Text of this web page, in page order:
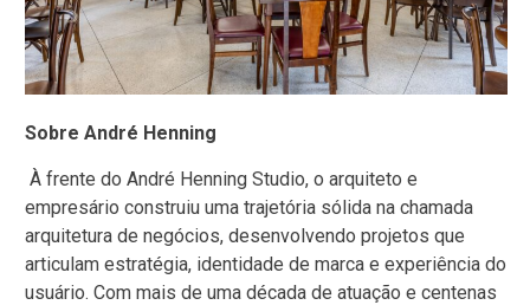
Sobre André Henning
À frente do André Henning Studio, o arquiteto e
empresário construiu uma trajetória sólida na chamada
arquitetura de negócios, desenvolvendo projetos que
articulam estratégia, identidade de marca e experiência do
usuário. Com mais de uma década de atuação e centenas